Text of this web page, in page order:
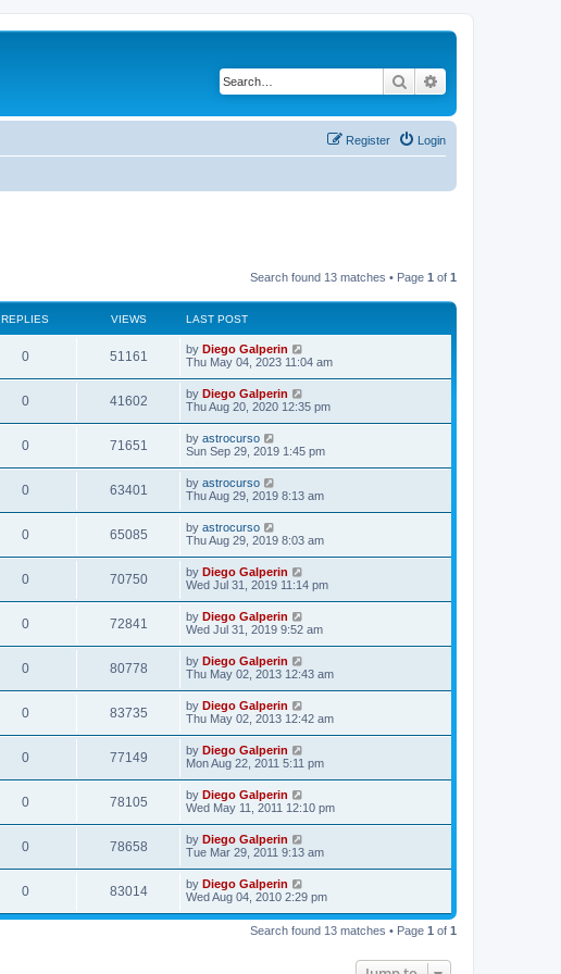
Search
Login
Register
Search found 13 matches • Page 1 of 1
REPLIES VIEWS LAST POST
0 51161 by Diego Galperin
Thu May 04, 2023 11:04 am
0 41602 by Diego Galperin
Thu Aug 20, 2020 12:35 pm
0 71651 by astrocurso
Sun Sep 29, 2019 1:45 pm
0 63401 by astrocurso
Thu Aug 29, 2019 8:13 am
0 65085 by astrocurso
Thu Aug 29, 2019 8:03 am
0 70750 by Diego Galperin
Wed Jul 31, 2019 11:14 pm
0 72841 by Diego Galperin
Wed Jul 31, 2019 9:52 am
0 80778 by Diego Galperin
Thu May 02, 2013 12:43 am
0 83735 by Diego Galperin
Thu May 02, 2013 12:42 am
0 77149 by Diego Galperin
Mon Aug 22, 2011 5:11 pm
0 78105 by Diego Galperin
Wed May 11, 2011 12:10 pm
0 78658 by Diego Galperin
Tue Mar 29, 2011 9:13 am
0 83014 by Diego Galperin
Wed Aug 04, 2010 2:29 pm
Search found 13 matches • Page 1 of 1